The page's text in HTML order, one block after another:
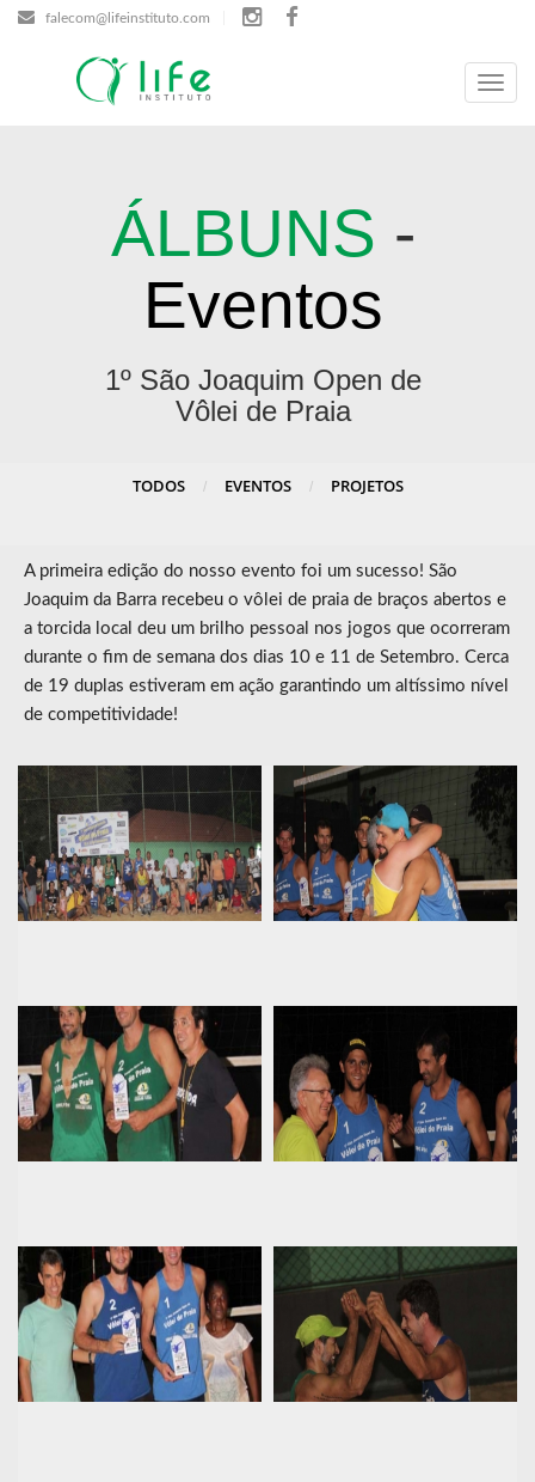
falecom@lifeinstituto.com
Menu
ÁLBUNS -
Eventos
1º São Joaquim Open de
Vôlei de Praia
TODOS / EVENTOS / PROJETOS
A primeira edição do nosso evento foi um sucesso! São
Joaquim da Barra recebeu o vôlei de praia de braços abertos e
a torcida local deu um brilho pessoal nos jogos que ocorreram
durante o fim de semana dos dias 10 e 11 de Setembro. Cerca
de 19 duplas estiveram em ação garantindo um altíssimo nível
de competitividade!